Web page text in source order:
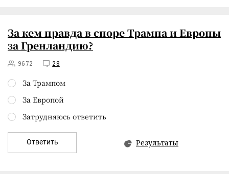
За кем правда в споре Трампа и Европы
за Гренландию?
9672 28
За Трампом
За Европой
Затрудняюсь ответить
Ответить Результаты